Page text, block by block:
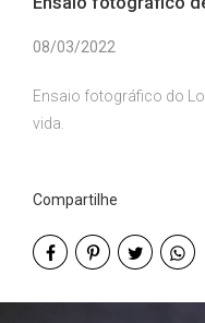
08/03/2022
Ensaio fotográfico do
vida.
Compartilhe